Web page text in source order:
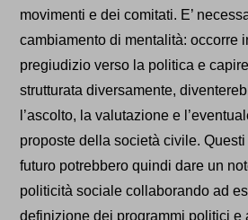
movimenti e dei comitati. E’
cambiamento di mentalità: occorre
pregiudizio verso la politica e
strutturata diversamente,
l’ascolto, la valutazione e
proposte della società civile.
futuro potrebbero quindi dare un
politicità sociale collaborando ad
definizione dei programmi politici e